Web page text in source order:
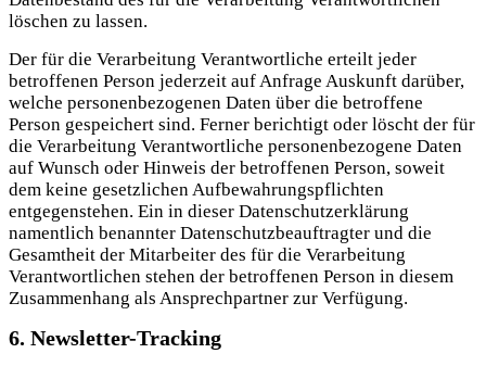
löschen zu lassen.
Der für die Verarbeitung Verantwortliche erteilt jeder
betroffenen Person jederzeit auf Anfrage Auskunft darüber,
welche personenbezogenen Daten über die betroffene
Person gespeichert sind. Ferner berichtigt oder löscht der für
die Verarbeitung Verantwortliche personenbezogene Daten
auf Wunsch oder Hinweis der betroffenen Person, soweit
dem keine gesetzlichen Aufbewahrungspflichten
entgegenstehen. Ein in dieser Datenschutzerklärung
namentlich benannter Datenschutzbeauftragter und die
Gesamtheit der Mitarbeiter des für die Verarbeitung
Verantwortlichen stehen der betroffenen Person in diesem
Zusammenhang als Ansprechpartner zur Verfügung.
6. Newsletter-Tracking